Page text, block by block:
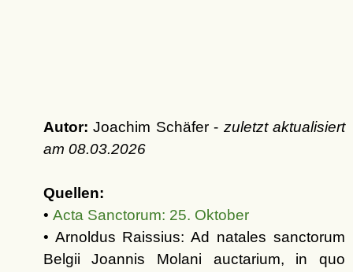
Autor: Joachim Schäfer - zuletzt aktualisiert
am 08.03.2026
Quellen:
• Acta Sanctorum: 25. Oktober
• Arnoldus Raissius: Ad natales sanctorum
Belgii Joannis Molani auctarium, in quo